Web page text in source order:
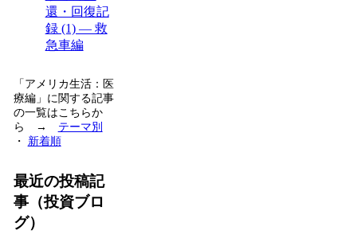
還・回復記
録 (1) — 救
急車編
「アメリカ生活：医
療編」に関する記事
の一覧はこちらか
ら → テーマ別
・ 新着順
最近の投稿記
事（投資ブロ
グ）